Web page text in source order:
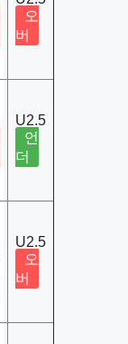
오
버
U2.5
언
더
U2.5
오
버